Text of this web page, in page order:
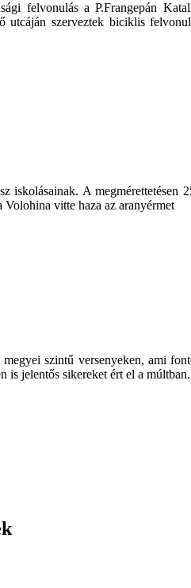
felvonulás a P.Frangepán
szerveztek biciklis
iskolásainak. A megmérettetésen
Volohina vitte haza az aranyérmet
szintű versenyeken, ami
is jelentős sikereket ért el a